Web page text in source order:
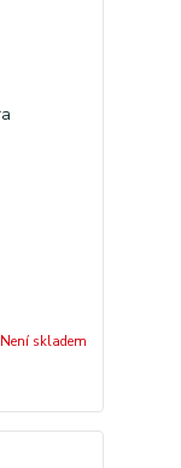
Není skladem